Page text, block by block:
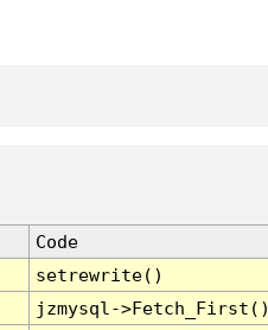
Code
setrewrite()
jzmysql-